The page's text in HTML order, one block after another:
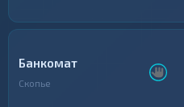
Банкомат
Скопье